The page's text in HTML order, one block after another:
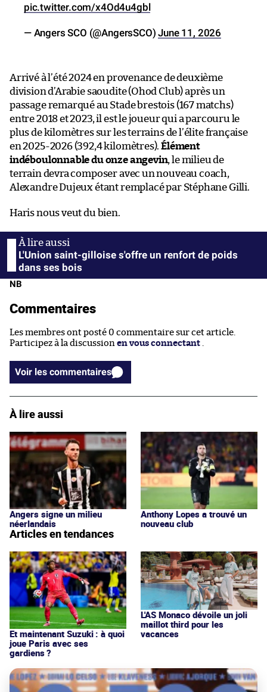
pic.twitter.com/x4Od4u4gbl
— Angers SCO (@AngersSCO)June 11, 2026
Arrivé à l’été 2024 en provenance de deuxième
division d’Arabie saoudite (Ohod Club) après un
passage remarqué au Stade brestois (167 matchs)
entre 2018 et 2023, il est le joueur qui a parcouru le
plus de kilomètres sur les terrains de l’élite française
en 2025-2026 (392,4 kilomètres).Élément
indéboulonnable du onze angevin, le milieu de
terrain devra composer avec un nouveau coach,
Alexandre Dujeux étant remplacé par Stéphane Gilli.
Haris nous veut du bien.
L'Union saint-gilloise s'offre un renfort de poids
dans ses bois
NB
Commentaires
Les membres ont posté 0 commentaire sur cet article.
Participez à la discussion en vous connectant
Voir les commentaires
À lire aussi
Angers signe un milieu
néerlandais
Anthony Lopes a trouvé un
nouveau club
Articles en tendances
Et maintenant Suzuki : à quoi
joue Paris avec ses
gardiens ?
L'AS Monaco dévoile un joli
maillot third pour les
vacances